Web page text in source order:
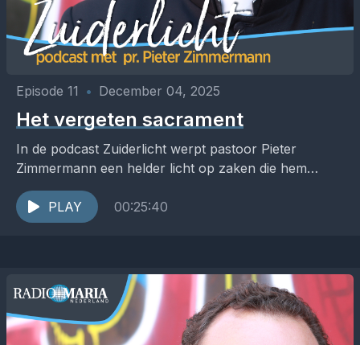
Episode 11 • December 04, 2025
Het vergeten sacrament
In de podcast Zuiderlicht werpt pastoor Pieter
Zimmermann een helder licht op zaken die hem
raken in de Kerk, het pastoraat en de samenleving....
PLAY
00:25:40